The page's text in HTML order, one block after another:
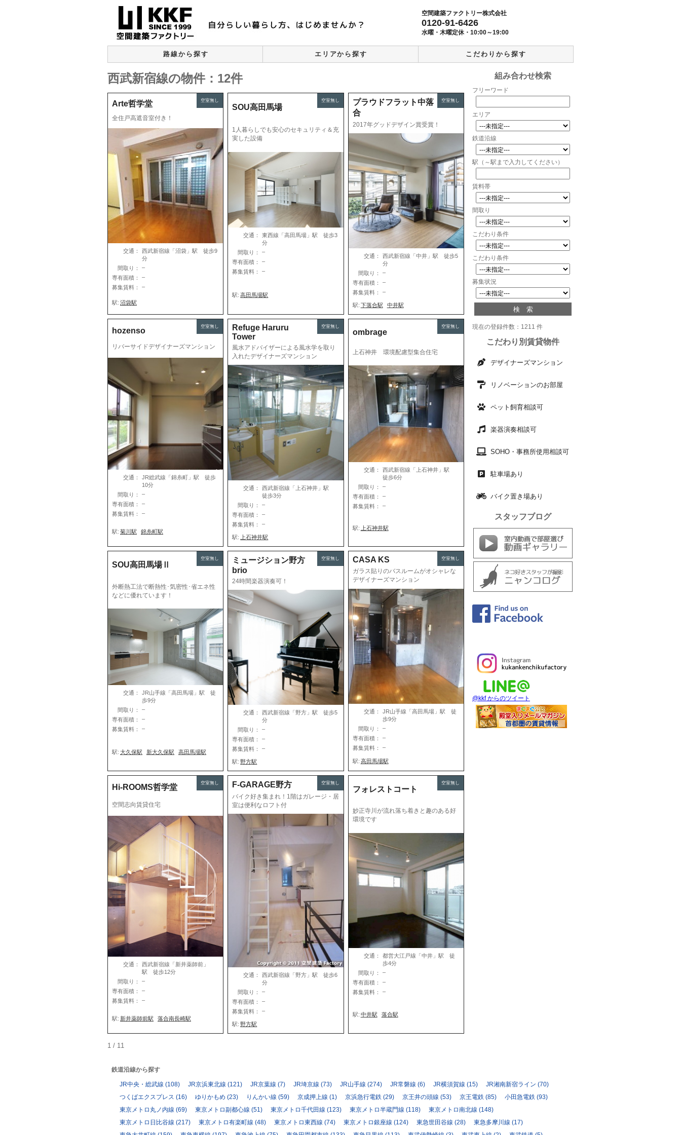
空間建築ファクトリー株式会社
0120-91-6426
水曜・木曜定休・ 10:00～19:00
路線から探す エリアから探す こだわりから探す
西武新宿線の物件：12件
Arte哲学堂
全住戸高遮音室付き！
交通：
西武新宿線「沼袋」駅 徒歩9
分
間取り：
–
専有面積：
–
募集賃料：
–
駅: 沼袋駅
空室無し
SOU高田馬場
1人暮らしでも安心のセキュリティ＆充
実した設備
交通：
東西線「高田馬場」駅 徒歩3
分
間取り：
–
専有面積：
–
募集賃料：
–
駅: 高田馬場駅
空室無し
プラウドフラット中落
合
2017年グッドデザイン賞受賞！
交通：
西武新宿線「中井」駅 徒歩5
分
間取り：
–
専有面積：
–
募集賃料：
–
駅: 下落合駅 中井駅
空室無し
hozenso
リバーサイドデザイナーズマンション
交通：
JR総武線「錦糸町」駅 徒歩
10分
間取り：
–
専有面積：
–
募集賃料：
–
駅: 菊川駅 錦糸町駅
空室無し
Refuge Haruru
Tower
風水アドバイザーによる風水学を取り
入れたデザイナーズマンション
交通：
西武新宿線「上石神井」駅
徒歩3分
間取り：
–
専有面積：
–
募集賃料：
–
駅: 上石神井駅
空室無し
ombrage
上石神井 環境配慮型集合住宅
交通：
西武新宿線「上石神井」駅
徒歩6分
間取り：
–
専有面積：
–
募集賃料：
–
駅: 上石神井駅
空室無し
SOU高田馬場Ⅱ
外断熱工法で断熱性･気密性･省エネ性
などに優れています！
交通：
JR山手線「高田馬場」駅 徒
歩9分
間取り：
–
専有面積：
–
募集賃料：
–
駅: 大久保駅 新大久保駅 高田馬場駅
空室無し
ミュージション野方
brio
24時間楽器演奏可！
交通：
西武新宿線「野方」駅 徒歩5
分
間取り：
–
専有面積：
–
募集賃料：
–
駅: 野方駅
空室無し CASA KS
ガラス貼りのバスルームがオシャレな
デザイナーズマンション
交通：
JR山手線「高田馬場」駅 徒
歩9分
間取り：
–
専有面積：
–
募集賃料：
–
駅: 高田馬場駅
空室無し
Hi-ROOMS哲学堂
空間志向賃貸住宅
交通：
西武新宿線「新井薬師前」
駅 徒歩12分
間取り：
–
専有面積：
–
募集賃料：
–
駅: 新井薬師前駅 落合南長崎駅
空室無し F-GARAGE野方
バイク好き集まれ！1階はガレージ・居
室は便利なロフト付
交通：
西武新宿線「野方」駅 徒歩6
分
間取り：
–
専有面積：
–
募集賃料：
–
駅: 野方駅
空室無し
フォレストコート
妙正寺川が流れ落ち着きと趣のある好
環境です
交通：
都営大江戸線「中井」駅 徒
歩4分
間取り：
–
専有面積：
–
募集賃料：
–
駅: 中井駅 落合駅
空室無し
1 / 11
組み合わせ検索
フリーワード
エリア
鉄道沿線
駅（～駅まで入力してください）
賃料帯
間取り
こだわり条件
こだわり条件
募集状況
現在の登録件数：1211 件
こだわり別賃貸物件
デザイナーズマンション
リノベーションのお部屋
ペット飼育相談可
楽器演奏相談可
SOHO・事務所使用相談可
駐車場あり
バイク置き場あり
スタッフブログ
@kkf からのツイート
鉄道沿線から探す
JR中央・総武線 (108) JR京浜東北線 (121) JR京葉線 (7) JR埼京線 (73) JR山手線 (274) JR常磐線 (6) JR横須賀線 (15) JR湘南新宿ライン (70)
つくばエクスプレス (16) ゆりかもめ (23) りんかい線 (59) 京成押上線 (1) 京浜急行電鉄 (29) 京王井の頭線 (53) 京王電鉄 (85) 小田急電鉄 (93)
東京メトロ丸ノ内線 (69) 東京メトロ副都心線 (51) 東京メトロ千代田線 (123) 東京メトロ半蔵門線 (118) 東京メトロ南北線 (148)
東京メトロ日比谷線 (217) 東京メトロ有楽町線 (48) 東京メトロ東西線 (74) 東京メトロ銀座線 (124) 東急世田谷線 (28) 東急多摩川線 (17)